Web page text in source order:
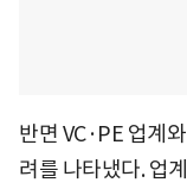
반면 VC·PE 업계
려를 나타냈다. 업